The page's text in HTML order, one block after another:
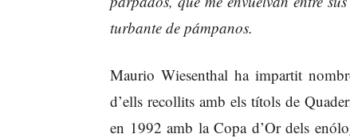
turbante de pámpanos.
Maurio Wiesenthal ha impartit
d’ells recollits amb els títols de
en 1992 amb la Copa d’Or dels